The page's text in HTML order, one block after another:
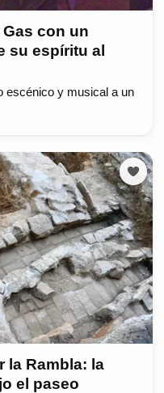
con un
su espíritu al
escénico y musical a un
la Rambla: la
el paseo